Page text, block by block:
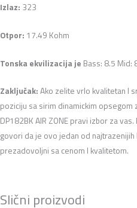
Izlaz: 323
Otpor: 17.49 Kohm
Tonska ekvilizacija je Bass: 8.5 Mid:
Zaključak: Ako zelite vrlo kvalitetan I
poziciju sa sirim dinamickim opsegom
DP182BK AIR ZONE pravi izbor za
govori da je ovo jedan od najtrazenijih
prezadovoljni sa cenom I kvalitetom.
Slični proizvodi